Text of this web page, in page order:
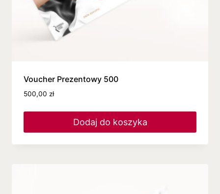
Voucher Prezentowy 500
500,00 zł
Dodaj do koszyka